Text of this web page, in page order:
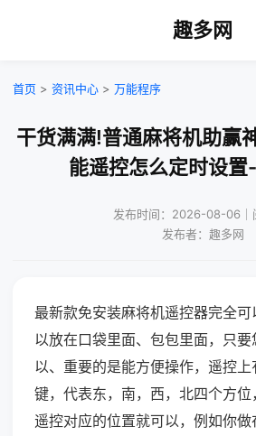
趣多网
首页 > 资讯中心 > 万能程序
干货满满!普通麻将机助赢
能遥控怎么定时设置
发布时间：2026-08-06｜
发布者：趣多网
最新款免安装麻将机遥控器完全
以放在口袋里面、包包里面，只
以、重要的是能方便操作，遥控
键，代表东，南，西，北四个方
遥控对应的位置就可以，例如你